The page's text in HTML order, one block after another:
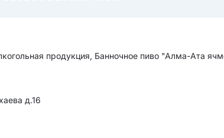
продукция, Банночное пиво "Алма-Ата
д.16